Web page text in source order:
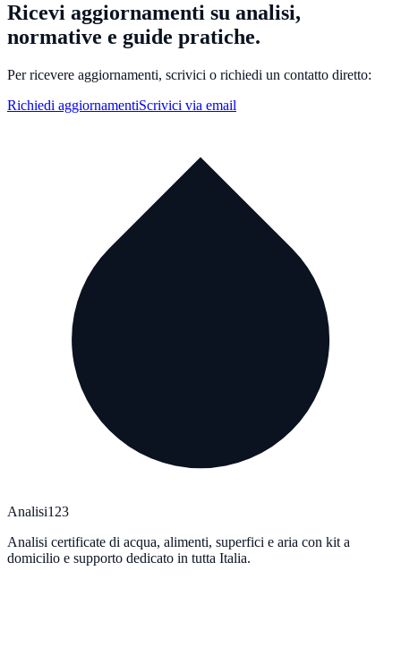
Ricevi aggiornamenti su analisi,
normative e guide pratiche.
Per ricevere aggiornamenti, scrivici o richiedi un contatto diretto:
Richiedi aggiornamentiScrivici via email
Analisi123
Analisi certificate di acqua, alimenti, superfici e aria con kit a
domicilio e supporto dedicato in tutta Italia.